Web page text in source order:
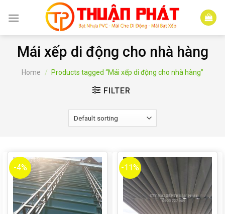
Mái xếp di động cho nhà hàng
Home / Products tagged “Mái xếp di động cho nhà hàng”
FILTER
-4% -11%